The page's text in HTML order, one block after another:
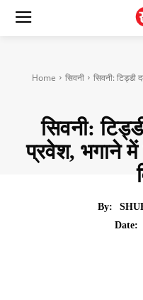
Home सिवनी सिवनी: टिड्डी
सिवनी:
प्रवेश, भगाने में
By:
Date: